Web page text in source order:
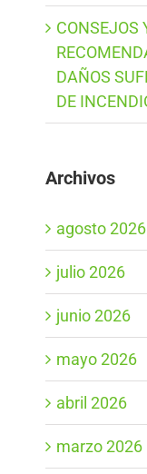
CONSEJOS
DAÑOS
DE
Archivos
agosto 2026
julio 2026
junio 2026
mayo 2026
abril 2026
marzo 2026